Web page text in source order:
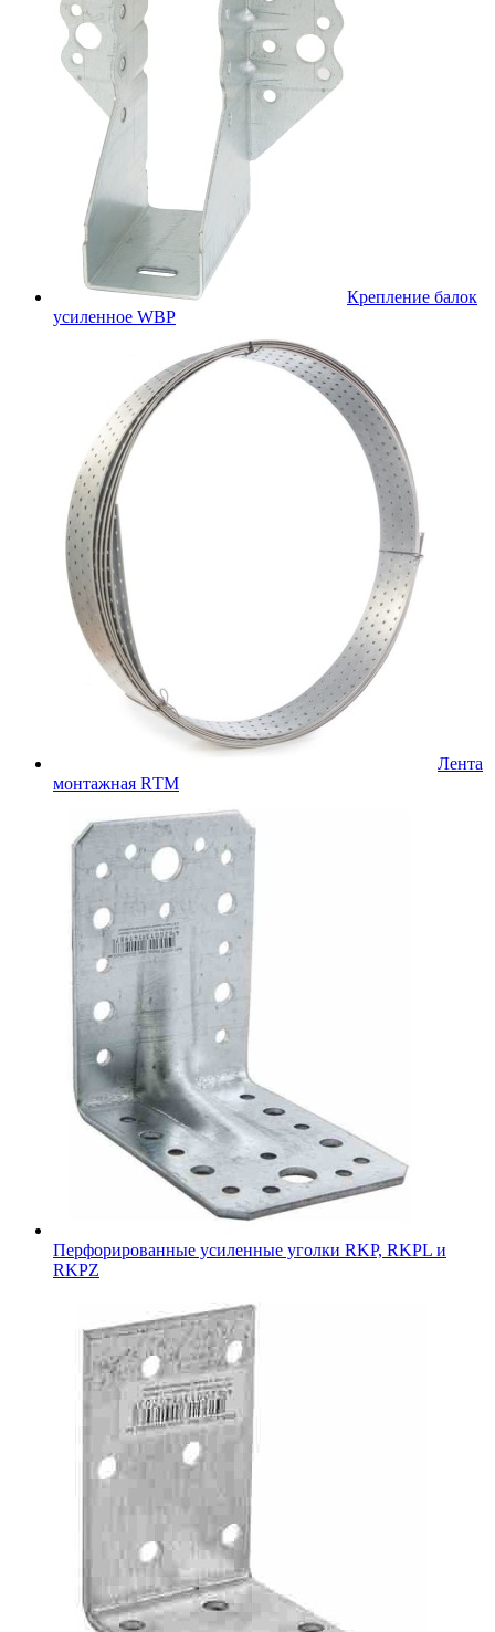
Крепление балок
усиленное WBР
Лента
монтажная RТМ
Перфорированные усиленные уголки RKP, RKPL и
RKPZ